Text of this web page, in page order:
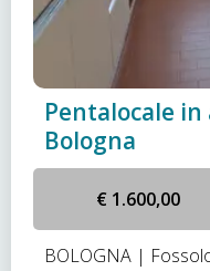
Pentalocale
Bologna
€ 1.600,00
BOLOGNA |